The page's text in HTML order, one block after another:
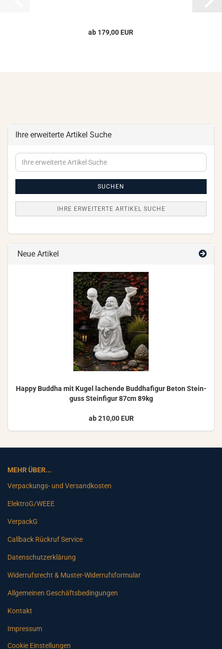
ab 179,00 EUR
Ihre erweiterte Artikel Suche
Ihre
erweiterte
SUCHEN
IHRE ERWEITERTE ARTIKEL SUCHE
Neue Artikel
Happy Bud­dha mit Kugel la­chen­de Bud­dha­fi­gur Beton Stein­
guss Stein­fi­gur 87cm 89kg
ab 210,00 EUR
MEHR ÜBER...
Verpackungs- und Versandkosten
ElektroG/WEEE
VerpackG
Callback Rückruf Service
Datenschutzerklärung
Widerrufsrecht & Muster-Widerrufsformular
Allgemeinen Geschäftsbedingungen
Kontakt
Impressum
Cookie Einstellungen